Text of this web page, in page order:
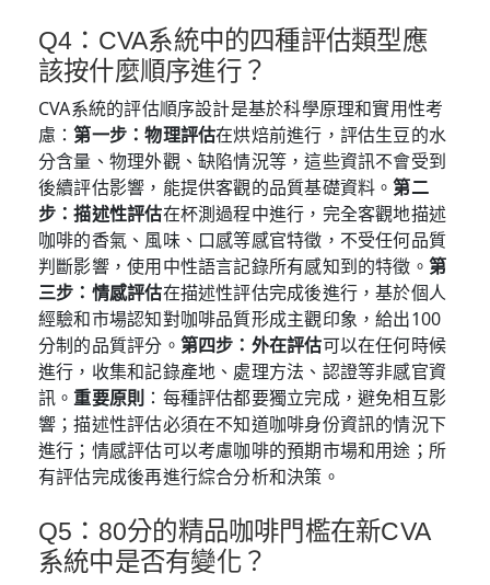
Q4：CVA系統中的四種評估類型應
該按什麼順序進行？
CVA系統的評估順序設計是基於科學原理和實用性考
慮：第一步：物理評估在烘焙前進行，評估生豆的水
分含量、物理外觀、缺陷情況等，這些資訊不會受到
後續評估影響，能提供客觀的品質基礎資料。第二
步：描述性評估在杯測過程中進行，完全客觀地描述
咖啡的香氣、風味、口感等感官特徵，不受任何品質
判斷影響，使用中性語言記錄所有感知到的特徵。 第
三步：情感評估在描述性評估完成後進行，基於個人
經驗和市場認知對咖啡品質形成主觀印象，給出100
分制的品質評分。 第四步：外在評估可以在任何時候
進行，收集和記錄產地、處理方法、認證等非感官資
訊。重要原則 ：每種評估都要獨立完成，避免相互影
響；描述性評估必須在不知道咖啡身份資訊的情況下
進行；情感評估可以考慮咖啡的預期市場和用途；所
有評估完成後再進行綜合分析和決策。
Q5：80分的精品咖啡門檻在新CVA
系統中是否有變化？